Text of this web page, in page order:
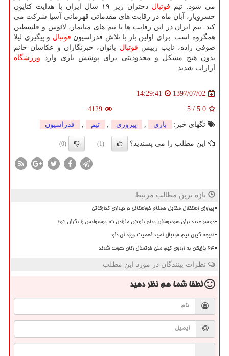
می شود. تیم فوتبال
دختران زیر ۱۹ سال ایران با هدایت كتایون
خسرویار، آبان ماه در رقابت های مقدماتی قهرمانی آسیا شركت می
كند. تیم ایران در این رقابت ها با تیم های میانمار، لائوس و فلسطین
همگروه است. برای اولین بار با تلاش فدراسیون فوتبال و پیگیری لیلا
صوفی زاده، نایب رییس فوتبال بانوان، خبرنگاران و عكاسان خانم
بدون هیچ مشكل و محدودیتی برای پوشش بازی وارد ورزشگاه
آرارات شدند.
1397/07/02
14:29:41
5.0
/
5
4129
تگهای خبر:
بازی , پیروزی , تیم , فدراسیون
این مطلب را می پسندید؟ (1)
(0)
تازه ترین مطالب مرتبط
پیروزی استقلال مقابل همنام خوزستانی در دیداری تدارکاتی
دردسر جدید برای سرخپوشان پیام بازیکن مازادی که پرسپولیس را نگران کرد!
نتیجه گیری تیم فوتبال امید اهمیت ویژه ای دارد
۲۴ بازیکن به اردوی تیم ملی فوتسال زنان دعوت شدند
نظرات بینندگان در مورد این مطلب
لطفا شما همنظر دهید